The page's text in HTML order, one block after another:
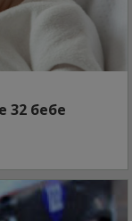
32 бебе